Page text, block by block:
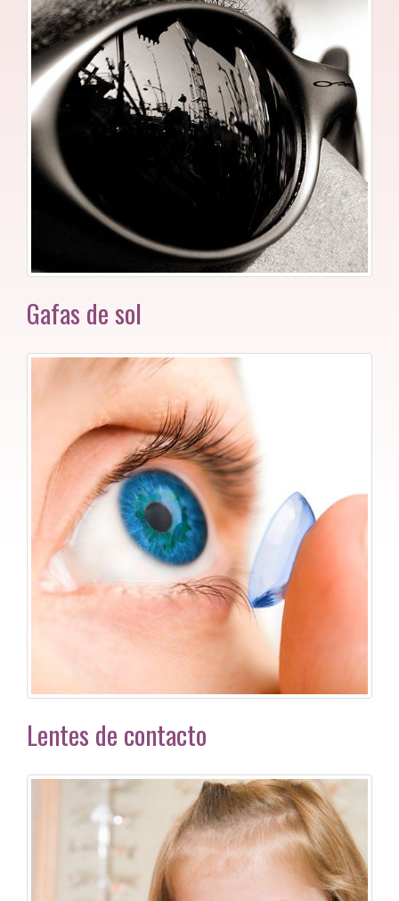
Gafas de sol
Lentes de contacto